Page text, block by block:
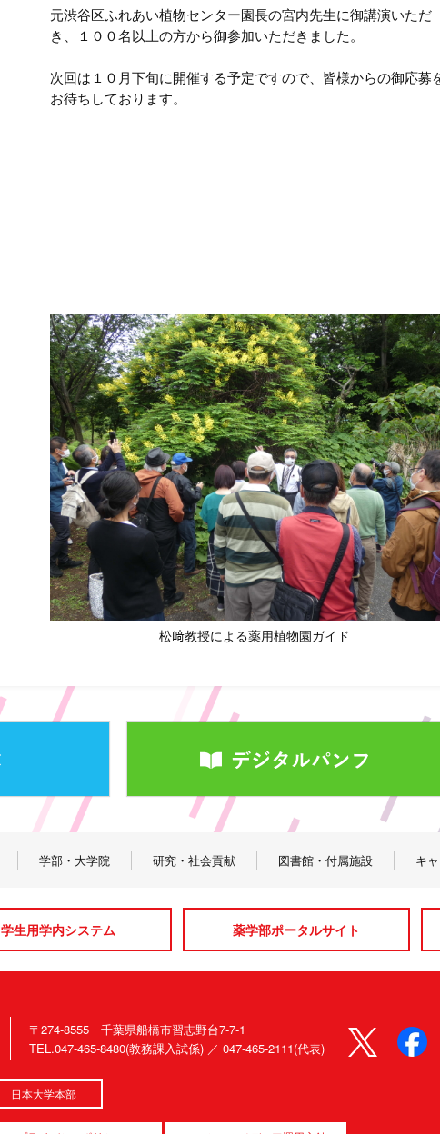
元渋谷区ふれあい植物センター園長の宮内先生に御講演いただ
き、１００名以上の方から御参加いただきました。
次回は１０月下旬に開催する予定ですので、皆様からの御応募
お待ちしております。
松﨑教授による薬用植物園ガイド
学部・大学院 研究・社会貢献 図書館・付属施設 キ
学生用学内システム 薬学部ポータルサイト
日本大学本部
〒274-8555 千葉県船橋市習志野台7-7-1
TEL.047-465-8480(教務課入試係) ／ 047-465-2111(代表)